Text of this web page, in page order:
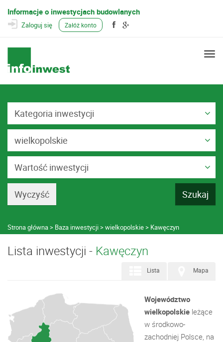
Informacje o inwestycjach budowlanych
Zaloguj się Załóż konto
Kategoria inwestycji
wielkopolskie
Wartość inwestycji
Strona główna Baza inwestycji wielkopolskie Kawęczyn
Lista inwestycji - Kawęczyn
Mapa
Lista
Województwo
wielkopolskie leżące
w środkowo-
zachodniej Polsce, na